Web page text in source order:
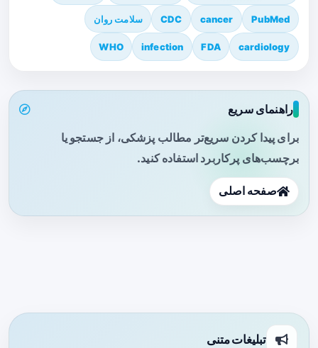
PubMed
cancer
CDC سلامت روان
cardiology
FDA
infection
WHO
راهنمای سریع
برای پیدا کردن سریع‌تر مطالب پزشکی، از جستجو یا
برچسب‌های پرکاربرد استفاده کنید.
صفحه اصلی
تبلیغات متنی